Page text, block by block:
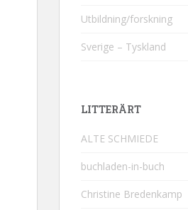
Utbildning/forskning
Sverige – Tyskland
LITTERÄRT
ALTE SCHMIEDE
buchladen-in-buch
Christine Bredenkamp